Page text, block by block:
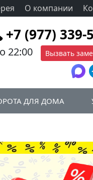
О компании
+7 (977) 339-
22:00 Вызвать
ДЛЯ ДОМА